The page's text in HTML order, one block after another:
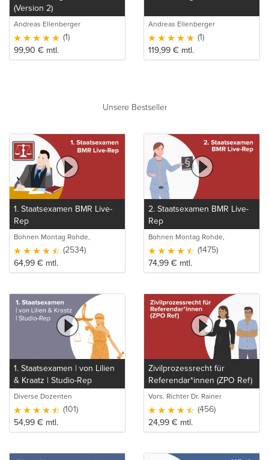
(Version 2)
Andreas Ellenberger
(1)
99,90 € mtl.
Andreas Ellenberger
(1)
119,99 € mtl.
Unsere Bestseller
1. Staatsexamen BMR Live-
Rep
Bohnen Montag Rohde,
Juristische Intensivlehrgänge
(2534)
64,99 € mtl.
2. Staatsexamen BMR Live-
Rep
Bohnen Montag Rohde,
Juristische Intensivlehrgänge
(1475)
74,99 € mtl.
1. Staatsexamen | von Lilien
& Kraatz | Studio-Rep
Diverse Dozenten
(101)
54,99 € mtl.
Zivilprozessrecht für
Referendar*innen (ZPO Ref)
Vors. Richter Dr. Rainer
Oberheim
(456)
24,99 € mtl.